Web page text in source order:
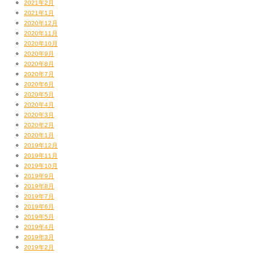
2021年2月
2021年1月
2020年12月
2020年11月
2020年10月
2020年9月
2020年8月
2020年7月
2020年6月
2020年5月
2020年4月
2020年3月
2020年2月
2020年1月
2019年12月
2019年11月
2019年10月
2019年9月
2019年8月
2019年7月
2019年6月
2019年5月
2019年4月
2019年3月
2019年2月